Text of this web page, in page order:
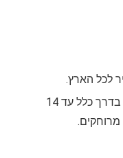
לכל הארץ.
זמני אספקה: מפורטים בעמוד המוצר, בדרך כלל עד 14